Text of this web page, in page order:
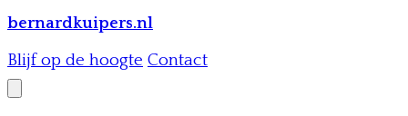
bernardkuipers.nl
Blijf op de hoogte Contact